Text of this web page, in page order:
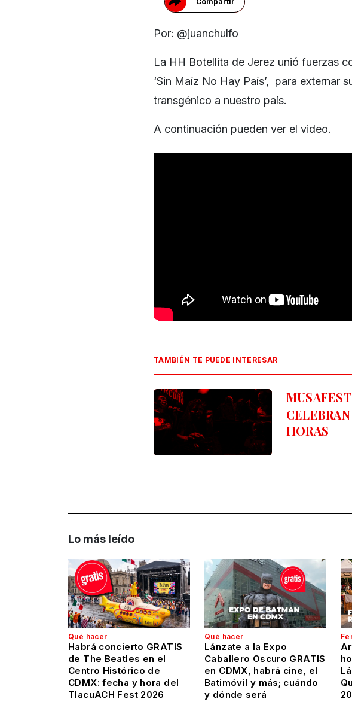
Por: @juanchulfo
La HH Botellita de Jerez unió fuerzas
‘Sin Maíz No Hay País’, para externar
transgénico a nuestro país.
A continuación pueden ver el video.
TAMBIÉN TE PUEDE INTERESAR
HORAS
Lo más leído
Qué hacer
Habrá concierto GRATIS
de The Beatles en el
Centro Histórico de
CDMX: fecha y hora del
TlacuACH Fest 2026
Qué hacer
Lánzate a la Expo
Caballero Oscuro GRATIS
en CDMX, habrá cine, el
Batimóvil y más; cuándo
y dónde será